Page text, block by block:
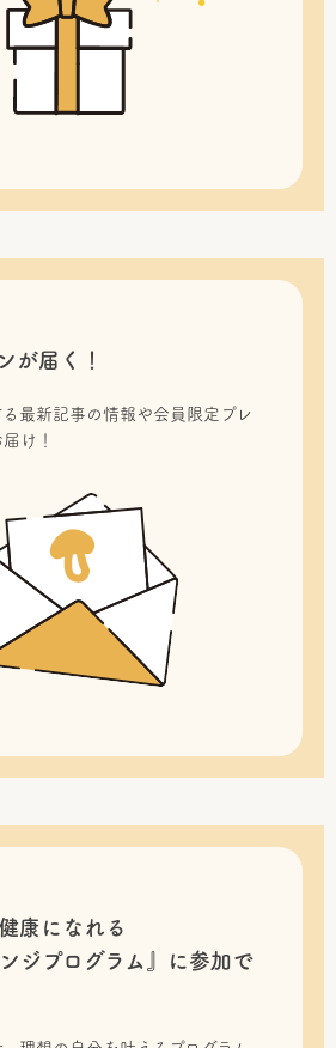
が届く！
最新記事の情報や会員限定プレ
け！
康になれる
ジプログラム』に 参加で